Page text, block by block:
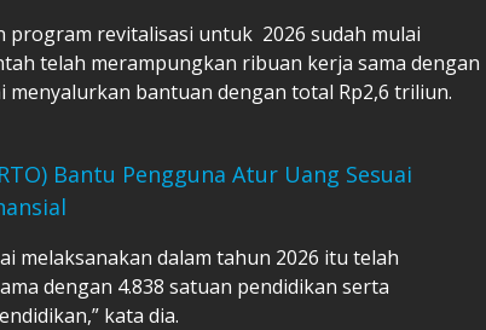
program revitalisasi untuk 2026 sudah mulai
telah merampungkan ribuan kerja sama dengan
menyalurkan bantuan dengan total Rp2,6 triliun.
Bantu Pengguna Atur Uang Sesuai
melaksanakan dalam tahun 2026 itu telah
dengan 4.838 satuan pendidikan serta
kata dia.